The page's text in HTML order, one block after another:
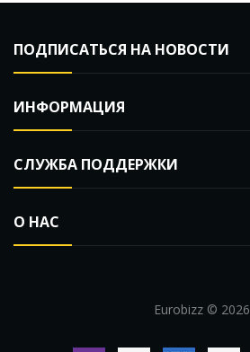
ПОДПИСАТЬСЯ НА НОВОСТИ
ИНФОРМАЦИЯ
СЛУЖБА ПОДДЕРЖКИ
О НАС
Eurobizz © 2026